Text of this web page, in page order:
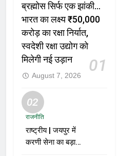
ब्रह्मोस सिर्फ एक झांकी…
भारत का लक्ष्य ₹50,000
करोड़ का रक्षा निर्यात,
स्वदेशी रक्षा उद्योग को
मिलेगी नई उड़ान
01
August 7, 2026
02
राजनीति
राष्ट्रीय | जयपुर में
करणी सेना का बड़ा